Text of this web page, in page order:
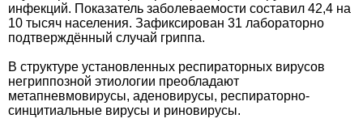
инфекций. Показатель заболеваемости составил 42,4 на
10 тысяч населения. Зафиксирован 31 лабораторно
подтверждённый случай гриппа.
В структуре установленных респираторных вирусов
негриппозной этиологии преобладают
метапневмовирусы, аденовирусы, респираторно-
синцитиальные вирусы и риновирусы.